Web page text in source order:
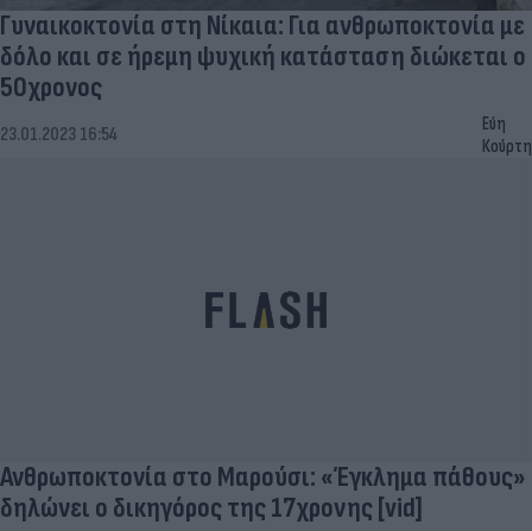
Γυναικοκτονία στη Νίκαια: Για ανθρωποκτονία με
δόλο και σε ήρεμη ψυχική κατάσταση διώκεται ο
50χρονος
23.01.2023 16:54
Εύη
Κούρτη
Ανθρωποκτονία στο Μαρούσι: «Έγκλημα πάθους»
δηλώνει ο δικηγόρος της 17χρονης [vid]